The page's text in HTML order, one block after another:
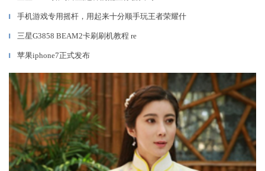
▎ 手机游戏专用摇杆，用起来十分顺手玩王者荣耀什
▎ 三星G3858 BEAM2卡刷刷机教程 re
▎ 苹果iphone7正式发布